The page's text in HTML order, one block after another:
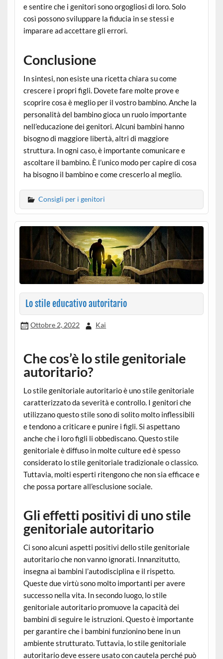
e sentire che i genitori sono orgogliosi di loro. Solo
così possono sviluppare la fiducia in se stessi e
imparare ad accettare gli errori.
Conclusione
In sintesi, non esiste una ricetta chiara su come
crescere i propri figli. Dovete fare molte prove e
scoprire cosa è meglio per il vostro bambino. Anche la
personalità del bambino gioca un ruolo importante
nell’educazione dei genitori. Alcuni bambini hanno
bisogno di maggiore libertà, altri di maggiore
struttura. In ogni caso, è importante comunicare e
ascoltare il bambino. È l’unico modo per capire di cosa
ha bisogno il bambino e come crescerlo al meglio.
Consigli per i genitori
Lo stile educativo autoritario
Ottobre 2, 2022 Kai
Che cos’è lo stile genitoriale
autoritario?
Lo stile genitoriale autoritario è uno stile genitoriale
caratterizzato da severità e controllo. I genitori che
utilizzano questo stile sono di solito molto inflessibili
e tendono a criticare e punire i figli. Si aspettano
anche che i loro figli li obbediscano. Questo stile
genitoriale è diffuso in molte culture ed è spesso
considerato lo stile genitoriale tradizionale o classico.
Tuttavia, molti esperti ritengono che non sia efficace e
che possa portare all’esclusione sociale.
Gli effetti positivi di uno stile
genitoriale autoritario
Ci sono alcuni aspetti positivi dello stile genitoriale
autoritario che non vanno ignorati. Innanzitutto,
insegna ai bambini l’autodisciplina e il rispetto.
Queste due virtù sono molto importanti per avere
successo nella vita. In secondo luogo, lo stile
genitoriale autoritario promuove la capacità dei
bambini di seguire le istruzioni. Questo è importante
per garantire che i bambini funzionino bene in un
ambiente strutturato. Tuttavia, lo stile genitoriale
autoritario deve essere usato con cautela perché può